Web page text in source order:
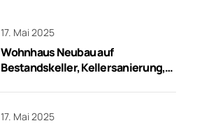
17. Mai 2025
Wohnhaus Neubau auf
Bestandskeller, Kellersanierung,
17. Mai 2025